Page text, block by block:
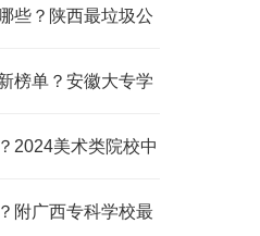
些？陕西最垃圾公
榜单？安徽大专学
2024美术类院校中
附广西专科学校最